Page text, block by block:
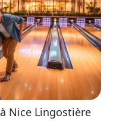
Nice Lingostière